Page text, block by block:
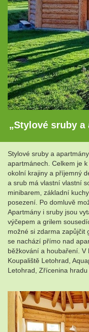
„Stylové sruby
Stylové sruby a
apartmánech. Celkem je
okolní krajiny a příjemný
a srub má vlastní vlastní
minibarem, základní
posezení. Po domluvě
Apartmány i sruby jsou
výčepem a grilem
možné si zdarma zapůjčit
se nachází přímo nad
běžkování a houbaření. V
Koupaliště Letohrad,
Letohrad, Zřícenina